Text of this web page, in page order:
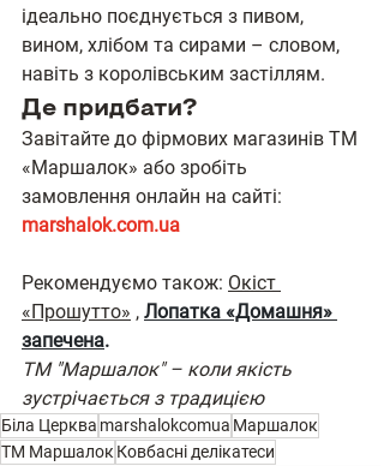
ідеально поєднується з пивом,
вином, хлібом та сирами – словом,
навіть з королівським застіллям.
Де придбати?
Завітайте до фірмових магазинів ТМ
«Маршалок» або зробіть
замовлення онлайн на сайті:
marshalok.com.ua
Рекомендуємо також: Окіст
«Прошутто» , Лопатка «Домашня»
запечена.
ТМ "Маршалок" – коли якість
зустрічається з традицією
Біла Церква marshalokcomua Маршалок
ТМ Маршалок Ковбасні делікатеси